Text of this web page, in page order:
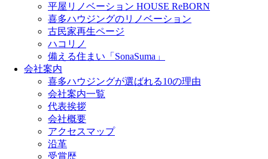
平屋リノベーション HOUSE ReBORN
喜多ハウジングのリノベーション
古民家再生ページ
ハコリノ
備える住まい「SonaSuma」
会社案内
喜多ハウジングが選ばれる10の理由
会社案内一覧
代表挨拶
会社概要
アクセスマップ
沿革
受賞歴